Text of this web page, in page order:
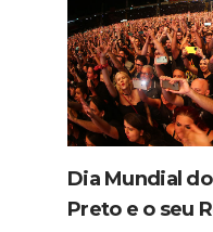
Dia Mundial
Preto e o seu